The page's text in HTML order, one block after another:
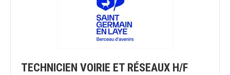
TECHNICIEN VOIRIE ET RÉSEAUX H/F